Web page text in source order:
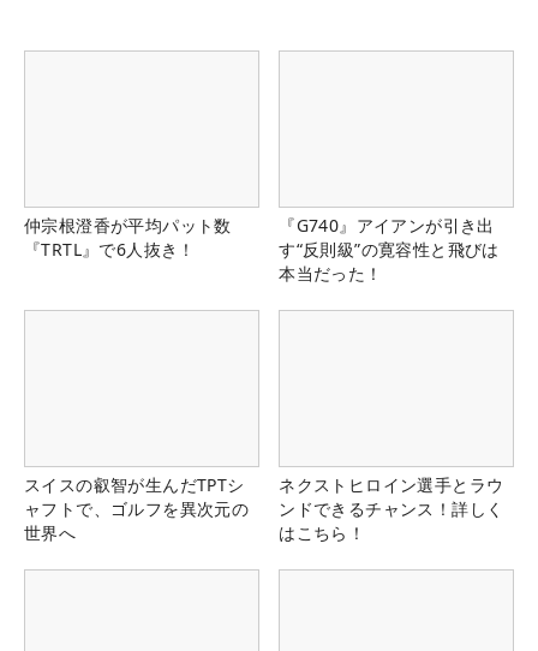
仲宗根澄香が平均パット数
『TRTL』で6人抜き！
『G740』アイアンが引き出
す“反則級”の寛容性と飛びは
本当だった！
スイスの叡智が生んだTPTシ
ャフトで、ゴルフを異次元の
世界へ
ネクストヒロイン選手とラウ
ンドできるチャンス！詳しく
はこちら！